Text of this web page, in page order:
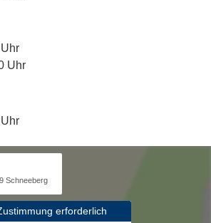
Uhr
Schneeberg
erforderlich